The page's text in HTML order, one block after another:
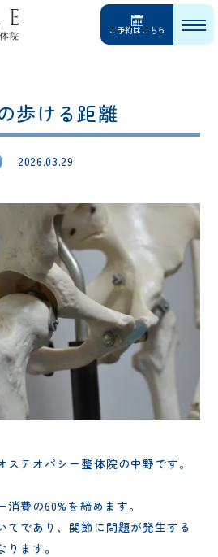
ご予約はこちら
歩ける距離
2026.03.29
テオパシー整体院の中野です。
費の60%を締めます。
てであり、関節に問題が発生する
ます。